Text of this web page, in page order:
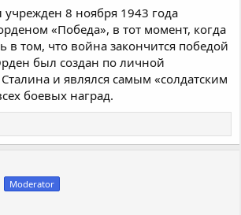
8 ноября 1943 года
«Победа», в тот момент, когда
в том, что война закончится победой
был создан по личной
и являлся самым «солдатским
боевых наград.
Moderator